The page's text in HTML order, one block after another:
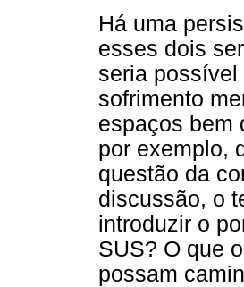
Há uma
esses dois
seria possível
sofrimento
espaços bem
por exemplo,
questão da
discussão, o
introduzir o
SUS? O que
possam